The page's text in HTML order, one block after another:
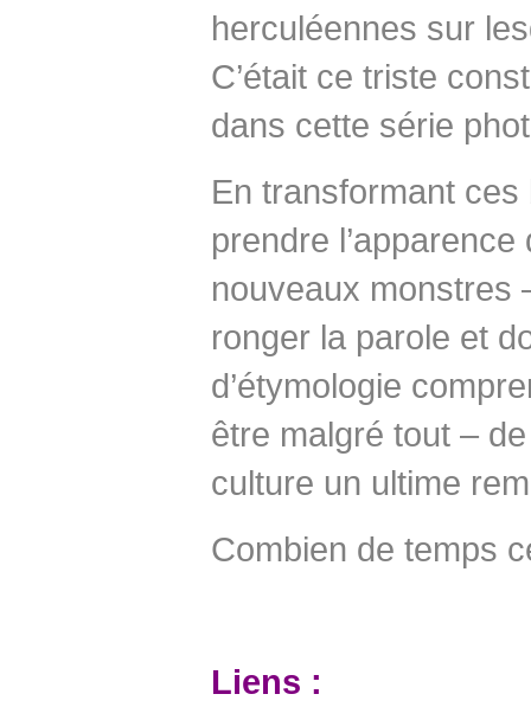
herculéennes sur
C’était ce triste
dans cette série
En transformant ces
prendre
nouveaux monstres
ronger la parole et
d’étymologie
être malgré tout –
culture un ultime
Combien de temps
Liens :